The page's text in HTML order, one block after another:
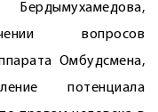
вопросов
Омбудсмена,
потенциала